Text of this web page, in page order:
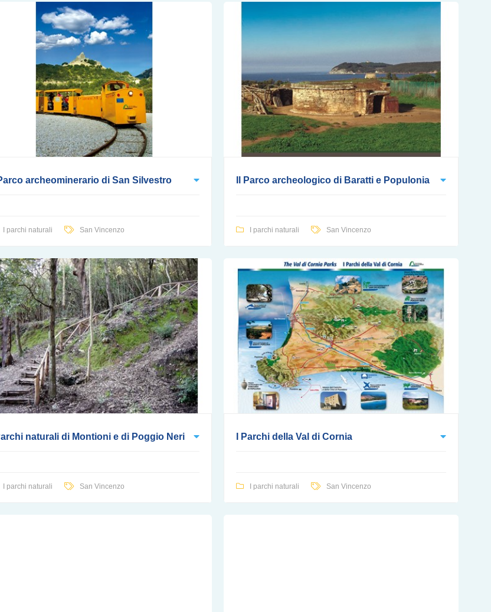
Parco archeominerario di San Silvestro
I parchi naturali San Vincenzo
Il Parco archeologico di Baratti e Populonia
I parchi naturali San Vincenzo
naturali di Montioni e di Poggio Neri
I parchi naturali San Vincenzo
I Parchi della Val di Cornia
I parchi naturali San Vincenzo